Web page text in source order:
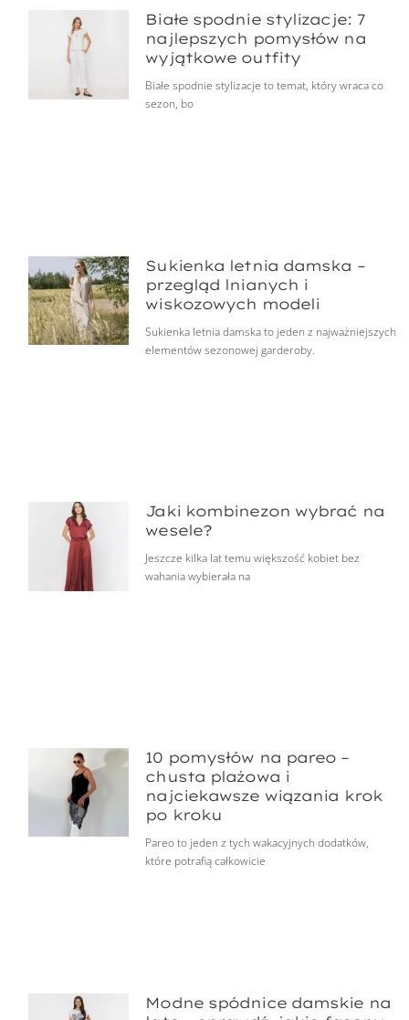
Białe spodnie stylizacje: 7
najlepszych pomysłów na
wyjątkowe outfity
Białe spodnie stylizacje to temat, który wraca co
sezon, bo
Sukienka letnia damska –
przegląd lnianych i
wiskozowych modeli
Sukienka letnia damska to jeden z najważniejszych
elementów sezonowej garderoby.
Jaki kombinezon wybrać na
wesele?
Jeszcze kilka lat temu większość kobiet bez
wahania wybierała na
10 pomysłów na pareo –
chusta plażowa i
najciekawsze wiązania krok
po kroku
Pareo to jeden z tych wakacyjnych dodatków,
które potrafią całkowicie
Modne spódnice damskie na